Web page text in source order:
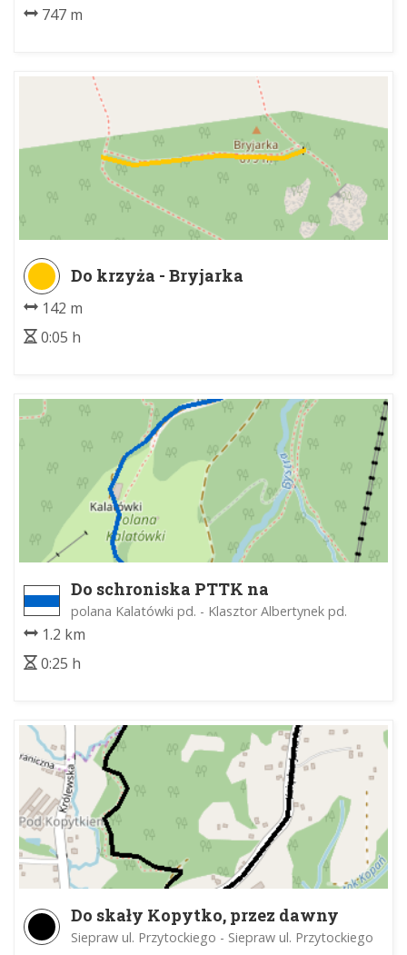
747 m
Do krzyża - Bryjarka
142 m
0:05 h
Do schroniska PTTK na
Kalatówkach
polana Kalatówki pd. - Klasztor Albertynek pd.
1.2 km
0:25 h
Do skały Kopytko, przez dawny
kamieniołom
Siepraw ul. Przytockiego - Siepraw ul. Przytockiego